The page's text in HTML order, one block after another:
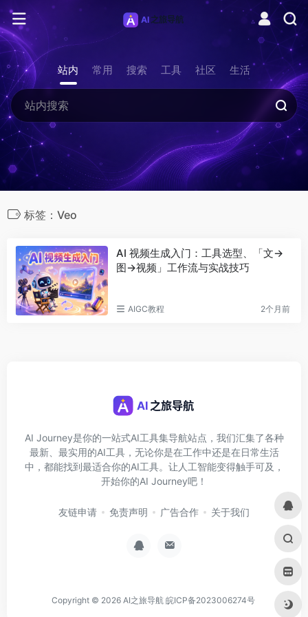
站内 常用 搜索 工具 社区 生活
标签：Veo
AI 视频生成入门：工具选型、「文→
图→视频」工作流与实战技巧
AIGC教程 2个月前
AI Journey是你的一站式AI工具集导航站点，我们汇集了各种
最新、最实用的AI工具，无论你是在工作中还是在日常生活
中，都能找到最适合你的AI工具。让人工智能变得触手可及，
开始你的AI Journey吧！
友链申请 免责声明 广告合作 关于我们
Copyright © 2026 AI之旅导航 皖ICP备2023006274号